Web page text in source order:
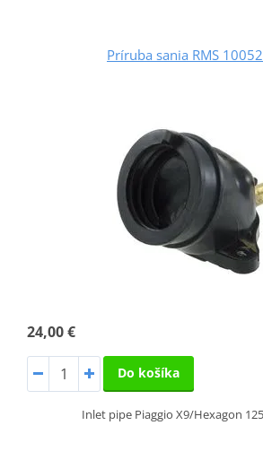
Príruba sania RMS
24,00 €
Do košíka
Inlet pipe Piaggio X9/Hexagon